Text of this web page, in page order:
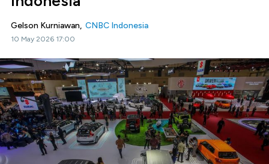
Gelson Kurniawan, CNBC Indonesia
10 May 2026 17:00